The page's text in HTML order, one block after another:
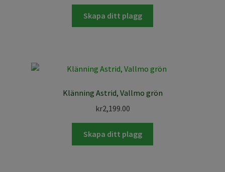
Skapa ditt plagg
Klänning Astrid, Vallmo grön
kr2,199.00
Skapa ditt plagg